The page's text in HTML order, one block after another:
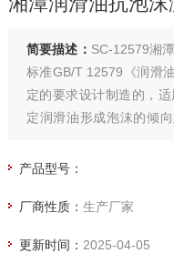
简要描述： SC-12579湘
标准GB/T 12579《润滑
定的要求设计制造的，
定润滑油形成泡沫的倾
产品型号：
厂商性质： 生产厂家
更新时间： 2025-04-05